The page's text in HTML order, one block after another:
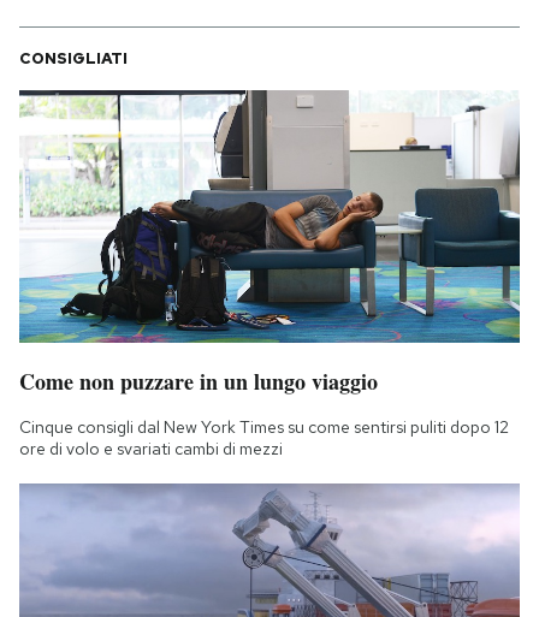
CONSIGLIATI
Come non puzzare in un lungo viaggio
Cinque consigli dal New York Times su come sentirsi puliti dopo 12
ore di volo e svariati cambi di mezzi